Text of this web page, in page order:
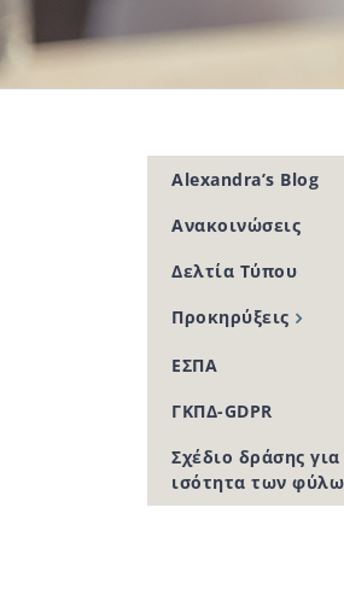
Alexandra’s Blog
Ανακοινώσεις
Δελτία Τύπου
Προκηρύξεις
ΕΣΠΑ
ΓΚΠΔ-GDPR
Σχέδιο δράσης
ισότητα των